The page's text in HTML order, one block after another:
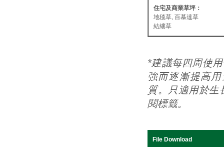
住宅及商業草坪：
地毯草, 百慕達草
結縷草
*建議每四周使
強而逐漸提高
質。只適用於
閱標籤。
File Download